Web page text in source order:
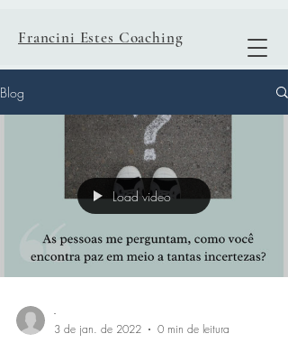
Francini Estes Coaching
Blog
Load video
-
3 de jan. de 2022
0 min de leitura